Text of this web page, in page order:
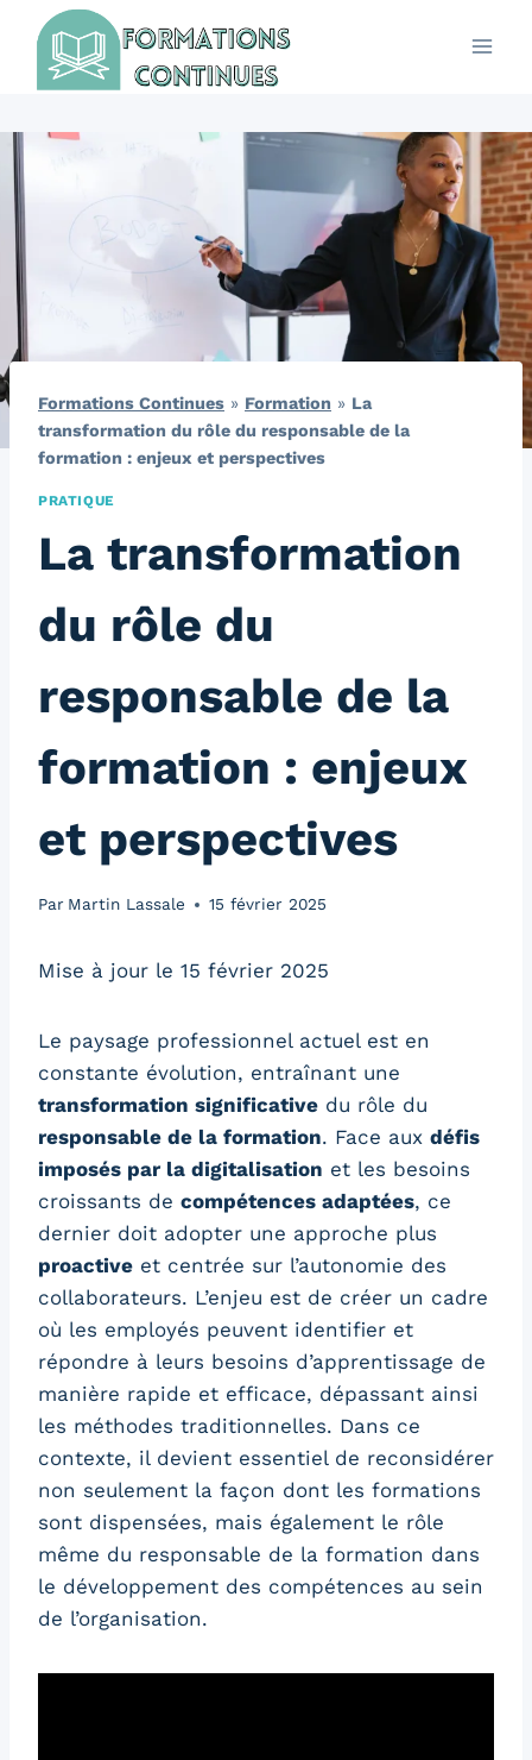
contenu
Formations Continues » Formation » La
transformation du rôle du responsable de la
formation : enjeux et perspectives
PRATIQUE
La transformation
du rôle du
responsable de la
formation : enjeux
et perspectives
Par Martin Lassale 15 février 2025
Mise à jour le 15 février 2025
Le paysage professionnel actuel est en
constante évolution, entraînant une
transformation significative du rôle du
responsable de la formation. Face aux défis
imposés par la digitalisation et les besoins
croissants de compétences adaptées, ce
dernier doit adopter une approche plus
proactive et centrée sur l’autonomie des
collaborateurs. L’enjeu est de créer un cadre
où les employés peuvent identifier et
répondre à leurs besoins d’apprentissage de
manière rapide et efficace, dépassant ainsi
les méthodes traditionnelles. Dans ce
contexte, il devient essentiel de reconsidérer
non seulement la façon dont les formations
sont dispensées, mais également le rôle
même du responsable de la formation dans
le développement des compétences au sein
de l’organisation.